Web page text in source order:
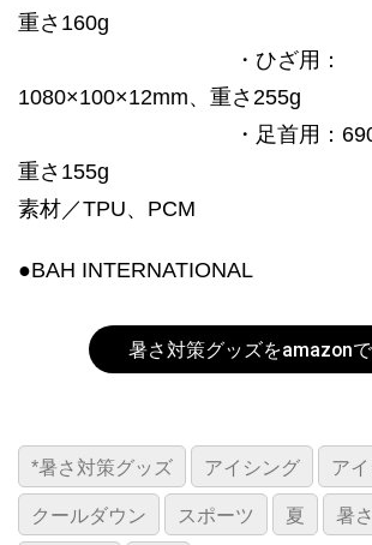
重さ160g
・ひざ用：
1080×100×12mm、重さ255g
・足首用：
重さ155g
素材／TPU、PCM
●BAH INTERNATIONAL
暑さ対策グッズをamazon
*暑さ対策グッズ アイシング ア
クールダウン スポーツ 夏 暑